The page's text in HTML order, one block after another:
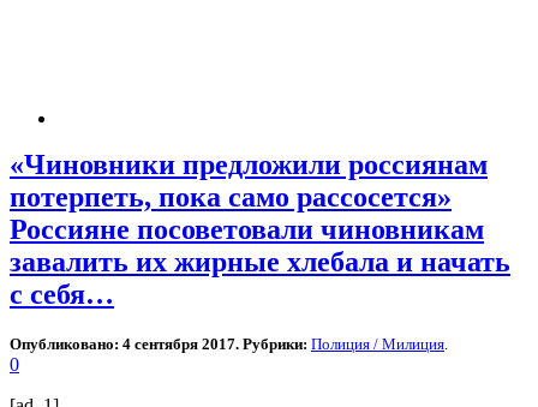
«Чиновники предложили россиянам
потерпеть, пока само рассосется»
Россияне посоветовали чиновникам
завалить их жирные хлебала и начать
с себя…
Опубликовано: 4 сентября 2017. Рубрики: Полиция / Милиция
0